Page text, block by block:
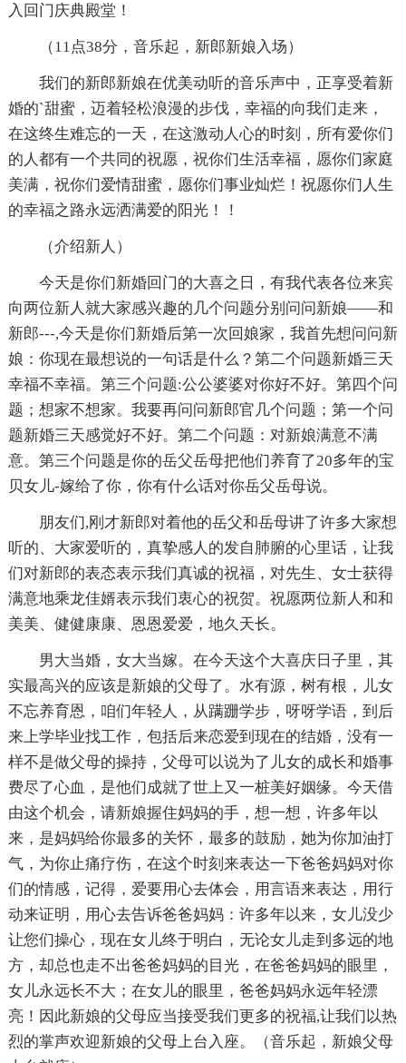
入回门庆典殿堂！
（11点38分，音乐起，新郎新娘入场）
我们的新郎新娘在优美动听的音乐声中，正享受着新
婚的`甜蜜，迈着轻松浪漫的步伐，幸福的向我们走来，
在这终生难忘的一天，在这激动人心的时刻，所有爱你们
的人都有一个共同的祝愿，祝你们生活幸福，愿你们家庭
美满，祝你们爱情甜蜜，愿你们事业灿烂！祝愿你们人生
的幸福之路永远洒满爱的阳光！！
（介绍新人）
今天是你们新婚回门的大喜之日，有我代表各位来宾
向两位新人就大家感兴趣的几个问题分别问问新娘——和
新郎---,今天是你们新婚后第一次回娘家，我首先想问问新
娘：你现在最想说的一句话是什么？第二个问题新婚三天
幸福不幸福。第三个问题:公公婆婆对你好不好。第四个问
题；想家不想家。我要再问问新郎官几个问题；第一个问
题新婚三天感觉好不好。第二个问题：对新娘满意不满
意。第三个问题是你的岳父岳母把他们养育了20多年的宝
贝女儿-嫁给了你，你有什么话对你岳父岳母说。
朋友们,刚才新郎对着他的岳父和岳母讲了许多大家想
听的、大家爱听的，真挚感人的发自肺腑的心里话，让我
们对新郎的表态表示我们真诚的祝福，对先生、女士获得
满意地乘龙佳婿表示我们衷心的祝贺。祝愿两位新人和和
美美、健健康康、恩恩爱爱，地久天长。
男大当婚，女大当嫁。在今天这个大喜庆日子里，其
实最高兴的应该是新娘的父母了。水有源，树有根，儿女
不忘养育恩，咱们年轻人，从蹒跚学步，呀呀学语，到后
来上学毕业找工作，包括后来恋爱到现在的结婚，没有一
样不是做父母的操持，父母可以说为了儿女的成长和婚事
费尽了心血，是他们成就了世上又一桩美好姻缘。今天借
由这个机会，请新娘握住妈妈的手，想一想，许多年以
来，是妈妈给你最多的关怀，最多的鼓励，她为你加油打
气，为你止痛疗伤，在这个时刻来表达一下爸爸妈妈对你
们的情感，记得，爱要用心去体会，用言语来表达，用行
动来证明，用心去告诉爸爸妈妈：许多年以来，女儿没少
让您们操心，现在女儿终于明白，无论女儿走到多远的地
方，却总也走不出爸爸妈妈的目光，在爸爸妈妈的眼里，
女儿永远长不大；在女儿的眼里，爸爸妈妈永远年轻漂
亮！因此新娘的父母应当接受我们更多的祝福,让我们以热
烈的掌声欢迎新娘的父母上台入座。（音乐起，新娘父母